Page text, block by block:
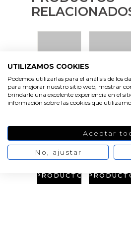
VER
PRODUCTO
VER
PRODUCTO
UTILIZAMOS COOKIES
Podemos utilizarlas para el análisis de los
para mejorar nuestro sitio web, mostrar
brindarle una excelente experiencia en el
información sobre las cookies que
Aceptar
No, ajustar